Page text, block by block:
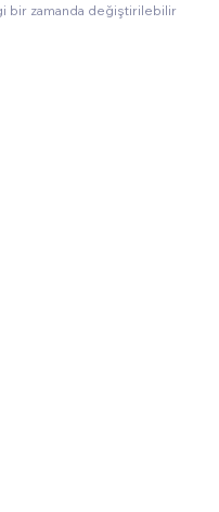
bir zamanda değiştirilebilir